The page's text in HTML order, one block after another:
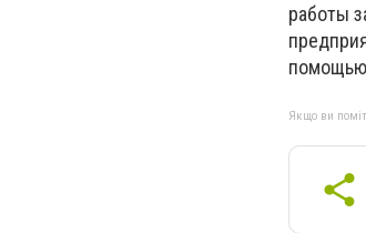
работы
помощью
Якщо ви